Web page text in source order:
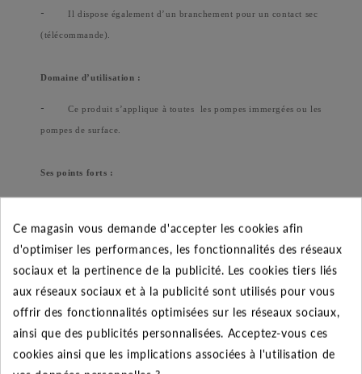
- Il dispose également d’un branchement pour un contact sec
(télécommande).
Domaine d’utilisation :
- Ce produit s’applique à toutes les pompes immergées ou les
pompes de surface.
Ses points forts :
-
problèmes sur la pompe (manque d’eau, bouchage de la
tuyauterie, fonctionnement vanne fermée, désarmorçage à
l’aspiration).
- Possibilité d’équiper rapidement une installation existante
sans ajouter d’électrode.
- Limitation du nombre de démarrage de la pompe par la carte
électronique du PAD 03/12T.
Ce magasin vous demande d'accepter les cookies afin
d'optimiser les performances, les fonctionnalités des réseaux
sociaux et la pertinence de la publicité. Les cookies tiers liés
aux réseaux sociaux et à la publicité sont utilisés pour vous
offrir des fonctionnalités optimisées sur les réseaux sociaux,
ainsi que des publicités personnalisées. Acceptez-vous ces
cookies ainsi que les implications associées à l'utilisation de